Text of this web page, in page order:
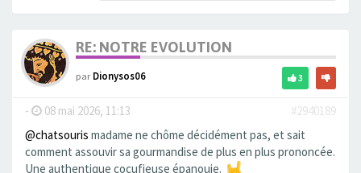
RE: NOTRE EVOLUTION
parDionysos06 3
- 08 mai 2026, 11:13
#2940189
@chatsouris madame ne chôme décidément pas, et sait
comment assouvir sa gourmandise de plus en plus prononcée.
Une authentique cocufieuse épanouie.